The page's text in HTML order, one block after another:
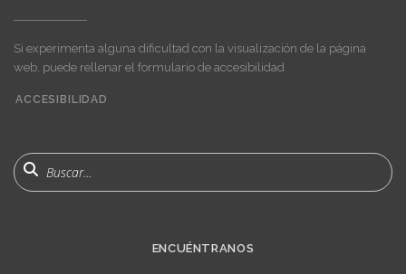
Si experimenta alguna dificultad con la visualización de la página
web, puede rellenar el formulario de accesibilidad
menu
ACCESIBILIDAD
Buscar
ENCUÉNTRANOS